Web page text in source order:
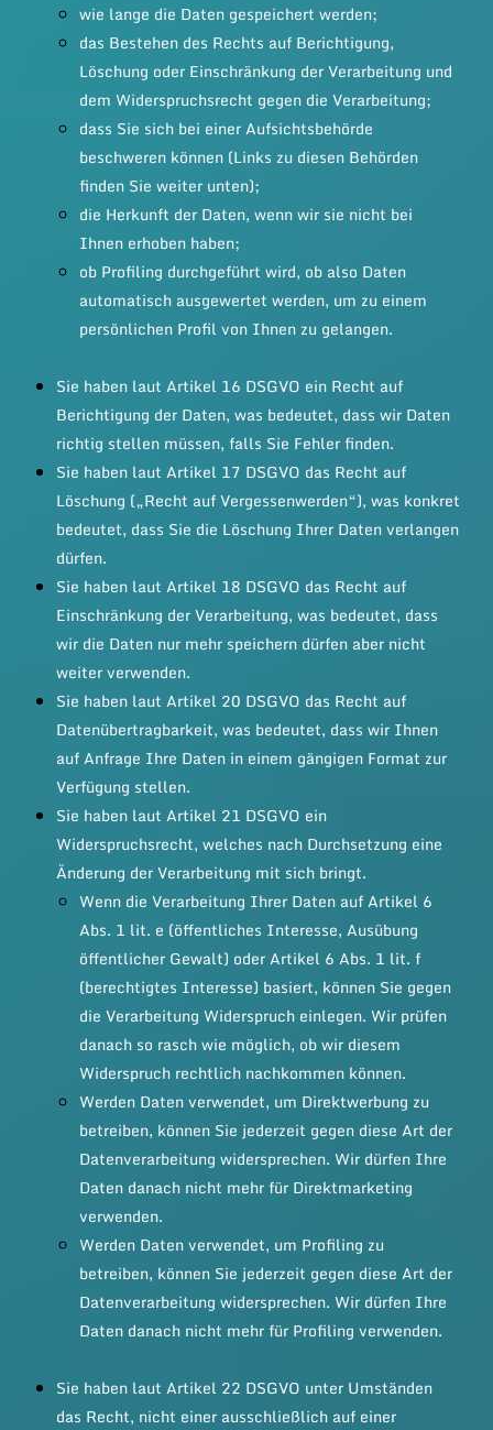
wie lange die Daten gespeichert werden;
das Bestehen des Rechts auf Berichtigung,
Löschung oder Einschränkung der Verarbeitung und
dem Widerspruchsrecht gegen die Verarbeitung;
dass Sie sich bei einer Aufsichtsbehörde
beschweren können (Links zu diesen Behörden
finden Sie weiter unten);
die Herkunft der Daten, wenn wir sie nicht bei
Ihnen erhoben haben;
ob Profiling durchgeführt wird, ob also Daten
automatisch ausgewertet werden, um zu einem
persönlichen Profil von Ihnen zu gelangen.
Sie haben laut Artikel 16 DSGVO ein Recht auf
Berichtigung der Daten, was bedeutet, dass wir Daten
richtig stellen müssen, falls Sie Fehler finden.
Sie haben laut Artikel 17 DSGVO das Recht auf
Löschung („Recht auf Vergessenwerden“), was konkret
bedeutet, dass Sie die Löschung Ihrer Daten verlangen
dürfen.
Sie haben laut Artikel 18 DSGVO das Recht auf
Einschränkung der Verarbeitung, was bedeutet, dass
wir die Daten nur mehr speichern dürfen aber nicht
weiter verwenden.
Sie haben laut Artikel 20 DSGVO das Recht auf
Datenübertragbarkeit, was bedeutet, dass wir Ihnen
auf Anfrage Ihre Daten in einem gängigen Format zur
Verfügung stellen.
Sie haben laut Artikel 21 DSGVO ein
Widerspruchsrecht, welches nach Durchsetzung eine
Änderung der Verarbeitung mit sich bringt.
Wenn die Verarbeitung Ihrer Daten auf Artikel 6
Abs. 1 lit. e (öffentliches Interesse, Ausübung
öffentlicher Gewalt) oder Artikel 6 Abs. 1 lit. f
(berechtigtes Interesse) basiert, können Sie gegen
die Verarbeitung Widerspruch einlegen. Wir prüfen
danach so rasch wie möglich, ob wir diesem
Widerspruch rechtlich nachkommen können.
Werden Daten verwendet, um Direktwerbung zu
betreiben, können Sie jederzeit gegen diese Art der
Datenverarbeitung widersprechen. Wir dürfen Ihre
Daten danach nicht mehr für Direktmarketing
verwenden.
Werden Daten verwendet, um Profiling zu
betreiben, können Sie jederzeit gegen diese Art der
Datenverarbeitung widersprechen. Wir dürfen Ihre
Daten danach nicht mehr für Profiling verwenden.
Sie haben laut Artikel 22 DSGVO unter Umständen
das Recht, nicht einer ausschließlich auf einer